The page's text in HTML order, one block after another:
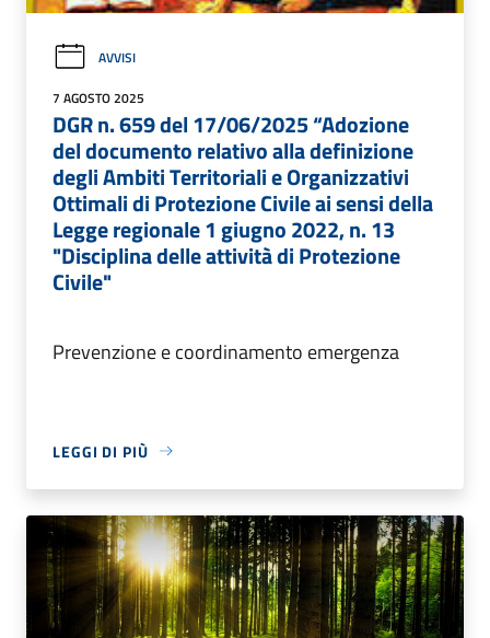
AVVISI
7 AGOSTO 2025
DGR n. 659 del 17/06/2025 “Adozione
del documento relativo alla definizione
degli Ambiti Territoriali e Organizzativi
Ottimali di Protezione Civile ai sensi della
Legge regionale 1 giugno 2022, n. 13
"Disciplina delle attività di Protezione
Civile"
Prevenzione e coordinamento emergenza
LEGGI DI PIÙ